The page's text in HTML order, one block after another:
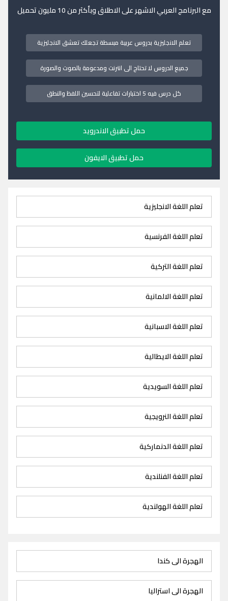
مع البرنامج العربي الاشهر على الاطلاق وبأكثر من 10 مليون تحميل
تعلم الانجليزية بدروس عربية مبسطة تجعلك تعشق الانجليزية
جميع الدروس لا تحتاج الى انترنت ومدعومة بالصوت والصورة
كل درس فيه 5 اختبارات تفاعلية لتحسين اللفظ والنطق
حمل تطبيق الاندرويد
حمل تطبيق الايفون
تعلم اللغة الانجليزية
تعلم اللغة الفرنسية
تعلم اللغة التركية
تعلم اللغة الالمانية
تعلم اللغة الاسبانية
تعلم اللغة الايطالية
تعلم اللغة السويدية
تعلم اللغة النرويجية
تعلم اللغة الدنماركية
تعلم اللغة الفنلندية
تعلم اللغة الهولندية
الهجرة الى كندا
الهجرة الى استراليا